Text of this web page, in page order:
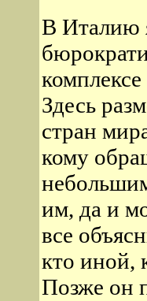
В Италию
Здесь
стран
кому
им, да и
все
кто иной,
Позже он